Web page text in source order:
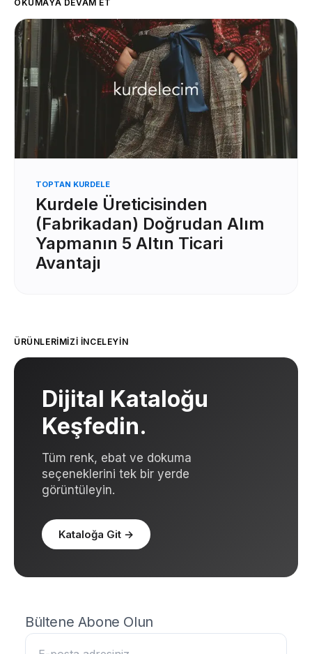
OKUMAYA DEVAM ET
TOPTAN KURDELE
Kurdele Üreticisinden
(Fabrikadan) Doğrudan Alım
Yapmanın 5 Altın Ticari
Avantajı
ÜRÜNLERIMIZI İNCELEYIN
Dijital Kataloğu
Keşfedin.
Tüm renk, ebat ve dokuma
seçeneklerini tek bir yerde
görüntüleyin.
Kataloğa Git →
Bültene Abone Olun